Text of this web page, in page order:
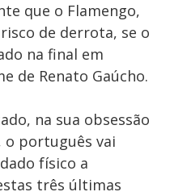
que o Flamengo,
de derrota, se o
na final em
de Renato Gaúcho.
na sua obsessão
o português vai
físico a
três últimas